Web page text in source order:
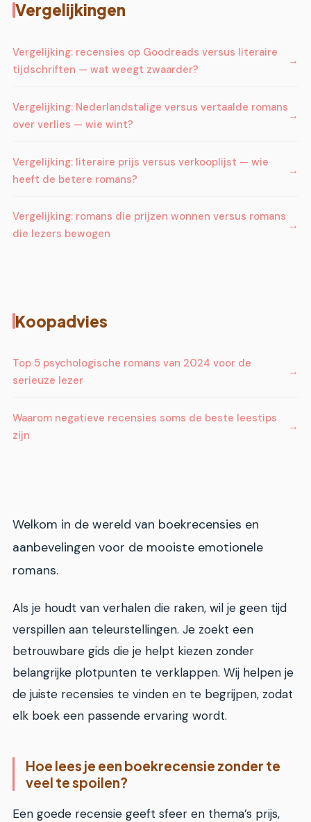
Vergelijkingen
Vergelijking: recensies op Goodreads versus literaire
tijdschriften — wat weegt zwaarder?
Vergelijking: Nederlandstalige versus vertaalde romans
over verlies — wie wint?
Vergelijking: literaire prijs versus verkooplijst — wie
heeft de betere romans?
Vergelijking: romans die prijzen wonnen versus romans
die lezers bewogen
Koopadvies
Top 5 psychologische romans van 2024 voor de
serieuze lezer
Waarom negatieve recensies soms de beste leestips
zijn
Welkom in de wereld van boekrecensies en
aanbevelingen voor de mooiste emotionele
romans.
Als je houdt van verhalen die raken, wil je geen tijd
verspillen aan teleurstellingen. Je zoekt een
betrouwbare gids die je helpt kiezen zonder
belangrijke plotpunten te verklappen. Wij helpen je
de juiste recensies te vinden en te begrijpen, zodat
elk boek een passende ervaring wordt.
Hoe lees je een boekrecensie zonder te
veel te spoilen?
Een goede recensie geeft sfeer en thema’s prijs,